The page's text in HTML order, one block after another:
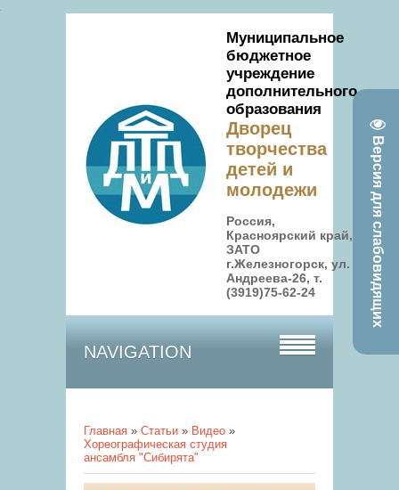
Версия для слабовидящих
Муниципальное
бюджетное
учреждение
дополнительного
образования
Дворец
творчества
детей и
молодежи
Россия,
Красноярский край,
ЗАТО
г.Железногорск, ул.
Андреева-26, т.
(3919)75-62-24
NAVIGATION
Главная » Статьи » Видео »
Хореографическая студия
ансамбля "Сибирята"